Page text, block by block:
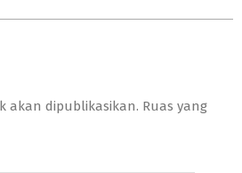
akan dipublikasikan. Ruas yang